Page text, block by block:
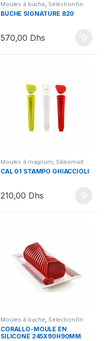
Moules à buche, Sélection fin
d'année
BÛCHE SIGNATURE 820
570,00 Dhs
Moules à magnum, Silikomart
CAL 01 STAMPO GHIACCIOLI
210,00 Dhs
Moules à buche, Sélection fin
d'année, Silikomart
CORALLO-MOULE EN
SILICONE 245X90H90MM